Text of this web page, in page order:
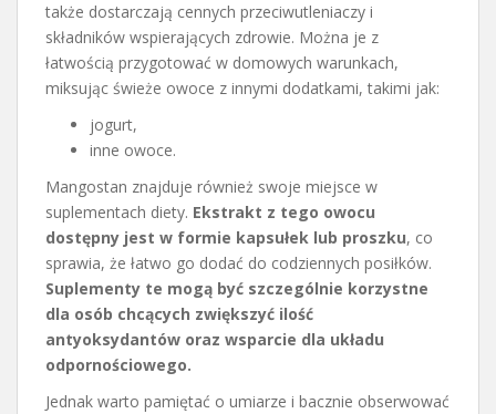
także dostarczają cennych przeciwutleniaczy i
składników wspierających zdrowie. Można je z
łatwością przygotować w domowych warunkach,
miksując świeże owoce z innymi dodatkami, takimi jak:
jogurt,
inne owoce.
Mangostan znajduje również swoje miejsce w
suplementach diety. Ekstrakt z tego owocu
dostępny jest w formie kapsułek lub proszku, co
sprawia, że łatwo go dodać do codziennych posiłków.
Suplementy te mogą być szczególnie korzystne
dla osób chcących zwiększyć ilość
antyoksydantów oraz wsparcie dla układu
odpornościowego.
Jednak warto pamiętać o umiarze i bacznie obserwować